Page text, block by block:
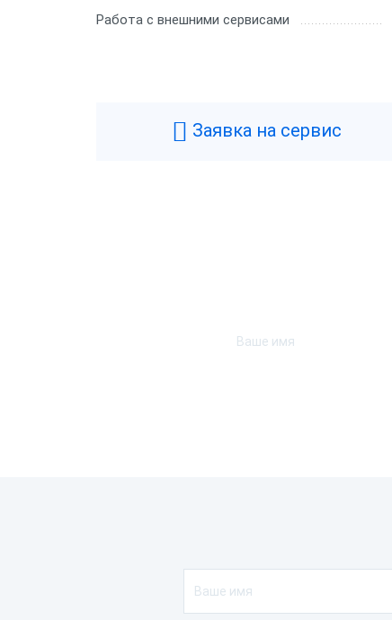
Работа с внешними сервисами
Заявка на сервис